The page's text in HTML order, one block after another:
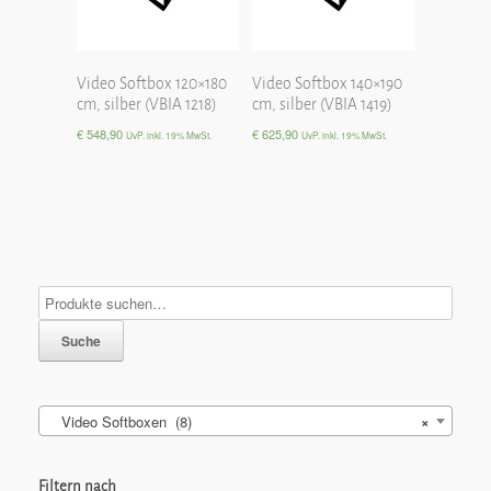
Video Softbox 120×180
cm, silber (VBIA 1218)
€548,90 UvP. inkl. 19% MwSt.
Video Softbox 140×190
cm, silber (VBIA 1419)
€625,90 UvP. inkl. 19% MwSt.
Suche
×
Video Softboxen (8)
Filtern nach